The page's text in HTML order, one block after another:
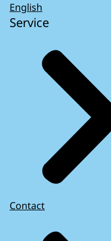
English
Service
Contact